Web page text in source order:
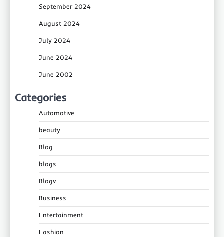
September 2024
August 2024
July 2024
June 2024
June 2002
Categories
Automotive
beauty
Blog
blogs
Blogv
Business
Entertainment
Fashion